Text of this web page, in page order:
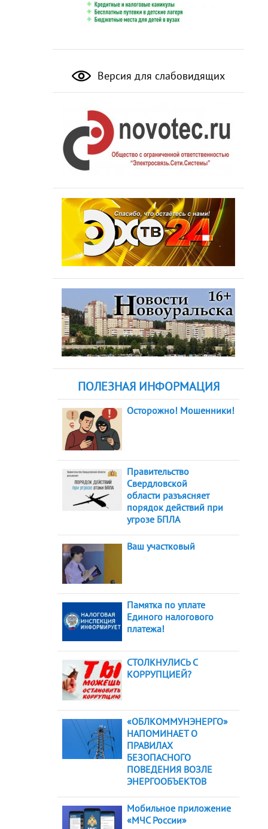
Версия для слабовидящих
ПОЛЕЗНАЯ ИНФОРМАЦИЯ
Осторожно! Мошенники!
Правительство
Свердловской
области разъясняет
порядок действий при
угрозе БПЛА
Ваш участковый
Памятка по уплате
Единого налогового
платежа!
СТОЛКНУЛИСЬ С
КОРРУПЦИЕЙ?
«ОБЛКОММУНЭНЕРГО»
НАПОМИНАЕТ О
ПРАВИЛАХ
БЕЗОПАСНОГО
ПОВЕДЕНИЯ ВОЗЛЕ
ЭНЕРГООБЪЕКТОВ
Мобильное приложение
«МЧС России»